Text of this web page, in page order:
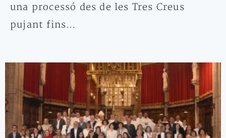
una processó des de les Tres Creus
pujant fins…